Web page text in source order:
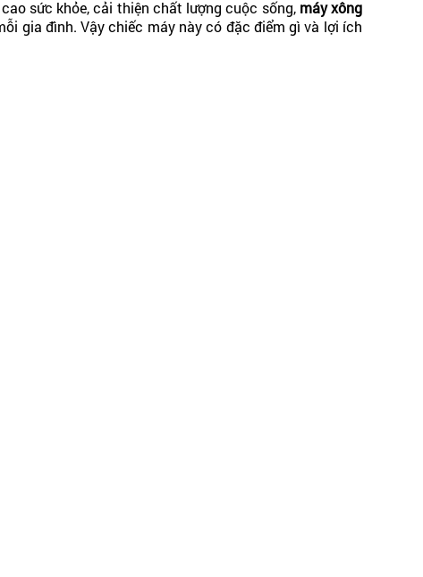
sức khỏe, cải thiện chất lượng cuộc sống, máy xông
gia đình. Vậy chiếc máy này có đặc điểm gì và lợi ích